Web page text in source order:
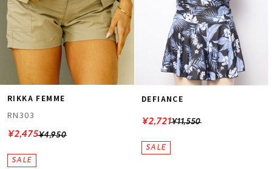
RIKKA FEMME
RN303
¥4,950
¥2,475
DEFIANCE
¥11,550
¥2,721